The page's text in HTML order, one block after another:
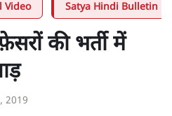
Video Satya Hindi Bulletin
की भर्ती में
2019